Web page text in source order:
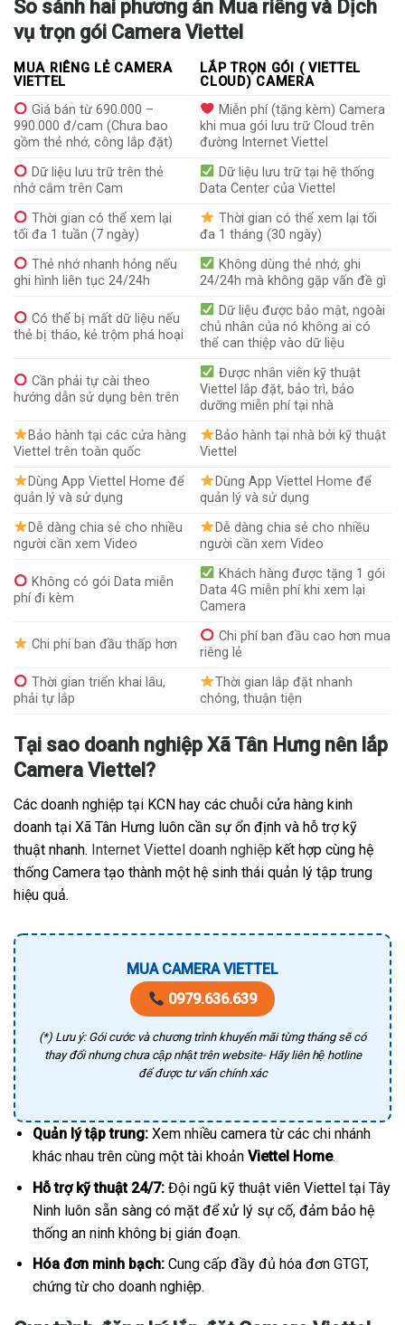
So sánh hai phương án Mua riêng và Dịch
vụ trọn gói Camera Viettel
MUA RIÊNG LẺ CAMERA
VIETTEL
LẮP TRỌN GÓI ( VIETTEL
CLOUD) CAMERA
Giá bán từ 690.000 –
990.000 đ/cam (Chưa bao
gồm thẻ nhớ, công lắp đặt)
Miễn phí (tặng kèm) Camera
khi mua gói lưu trữ Cloud trên
đường Internet Viettel
Dữ liệu lưu trữ trên thẻ
nhớ cắm trên Cam
Dữ liệu lưu trữ tại hệ thống
Data Center của Viettel
Thời gian có thể xem lại
tối đa 1 tuần (7 ngày)
Thời gian có thể xem lại tối
đa 1 tháng (30 ngày)
Thẻ nhớ nhanh hỏng nếu
ghi hình liên tục 24/24h
Không dùng thẻ nhớ, ghi
24/24h mà không gặp vấn đề gì
Có thể bị mất dữ liệu nếu
thẻ bị tháo, kẻ trộm phá hoại
Dữ liệu được bảo mật, ngoài
chủ nhân của nó không ai có
thể can thiệp vào dữ liệu
Cần phải tự cài theo
hướng dẫn sử dụng bên trên
Được nhân viên kỹ thuật
Viettel lắp đặt, bảo trì, bảo
dưỡng miễn phí tại nhà
Bảo hành tại các cửa hàng
Viettel trên toàn quốc
Bảo hành tại nhà bởi kỹ thuật
Viettel
Dùng App Viettel Home để
quản lý và sử dụng
Dùng App Viettel Home để
quản lý và sử dụng
Dễ dàng chia sẻ cho nhiều
người cần xem Video
Dễ dàng chia sẻ cho nhiều
người cần xem Video
Không có gói Data miễn
phí đi kèm
Khách hàng được tặng 1 gói
Data 4G miễn phí khi xem lại
Camera
Chi phí ban đầu thấp hơn
Chi phí ban đầu cao hơn mua
riêng lẻ
Thời gian triển khai lâu,
phải tự lắp
Thời gian lắp đặt nhanh
chóng, thuận tiện
Tại sao doanh nghiệp Xã Tân Hưng nên lắp
Camera Viettel?
Các doanh nghiệp tại KCN hay các chuỗi cửa hàng kinh
doanh tại Xã Tân Hưng luôn cần sự ổn định và hỗ trợ kỹ
thuật nhanh. Internet Viettel doanh nghiệp kết hợp cùng hệ
thống Camera tạo thành một hệ sinh thái quản lý tập trung
hiệu quả.
MUA CAMERA VIETTEL
0979.636.639
(*) Lưu ý: Gói cước và chương trình khuyến mãi từng tháng sẽ có
thay đổi nhưng chưa cập nhật trên website- Hãy liên hệ hotline
để được tư vấn chính xác
Quản lý tập trung:Xem nhiều camera từ các chi nhánh
khác nhau trên cùng một tài khoản Viettel Home.
Hỗ trợ kỹ thuật 24/7:Đội ngũ kỹ thuật viên Viettel tại Tây
Ninh luôn sẵn sàng có mặt để xử lý sự cố, đảm bảo hệ
thống an ninh không bị gián đoạn.
Hóa đơn minh bạch:Cung cấp đầy đủ hóa đơn GTGT,
chứng từ cho doanh nghiệp.